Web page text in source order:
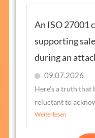
An ISO 27001
supporting
during an
09.07.2026
Here’s a truth
reluctant to
Weiterlesen